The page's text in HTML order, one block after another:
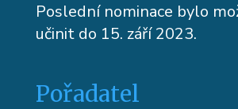
Poslední nominace bylo
učinit do 15. září 2023.
Pořadatel